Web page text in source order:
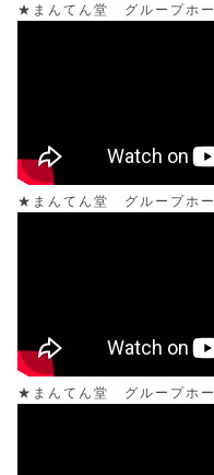
★まんてん堂 グループホ
★まんてん堂 グループホ
★まんてん堂 グループホ